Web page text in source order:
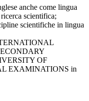
anche come lingua
scientifica;
scientifiche in lingua
OF
EXAMINATIONS in